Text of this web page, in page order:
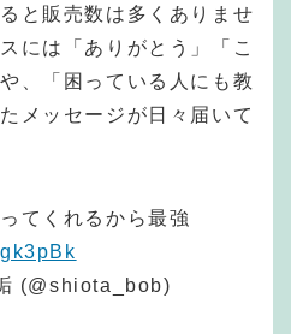
と販売数は多くありませ
には「ありがとう」「こ
、「困っている人にも教
メッセージが日々届いて
てくれるから最強
(@shiota_bob)